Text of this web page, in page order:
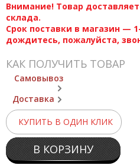
Внимание! Товар
склада.
Срок поставки в магазин —
дождитесь, пожалуйста,
КАК ПОЛУЧИТЬ ТОВАР
Самовывоз
Доставка
КУПИТЬ В ОДИН КЛИК
В КОРЗИНУ